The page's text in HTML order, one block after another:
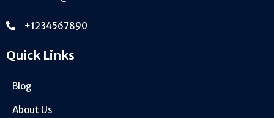
+1234567890
Quick Links
Blog
About Us